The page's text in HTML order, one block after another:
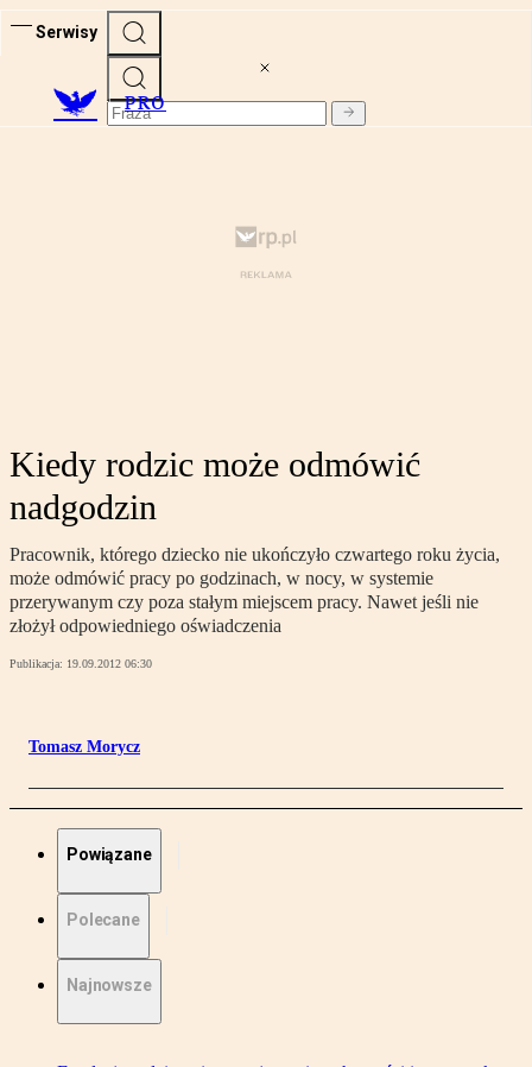
Serwisy
PRO
Kiedy rodzic może odmówić
nadgodzin
Pracownik, którego dziecko nie ukończyło czwartego roku życia,
może odmówić pracy po godzinach, w nocy, w systemie
przerywanym czy poza stałym miejscem pracy. Nawet jeśli nie
złożył odpowiedniego oświadczenia
Publikacja: 19.09.2012 06:30
Tomasz Morycz
Powiązane
Polecane
Najnowsze